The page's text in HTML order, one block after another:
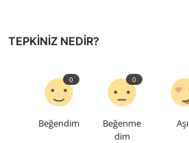
TEPKINIZ NEDIR?
Beğendim
0
Beğenme
dim
0